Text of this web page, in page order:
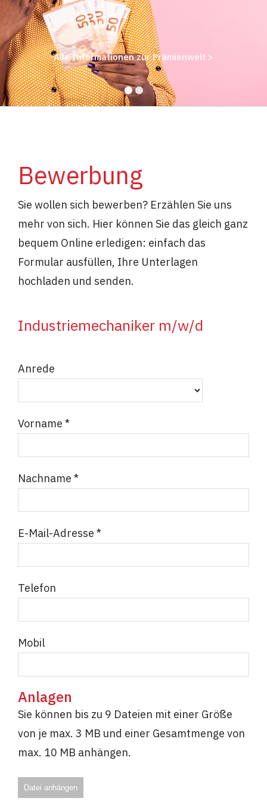
Alle Informationen zur Prämienwelt >
Bewerbung
Sie wollen sich bewerben? Erzählen Sie uns
mehr von sich. Hier können Sie das gleich ganz
bequem Online erledigen: einfach das
Formular ausfüllen, Ihre Unterlagen
hochladen und senden.
Industriemechaniker m/w/d
Anrede
Vorname *
Nachname *
E-Mail-Adresse *
Telefon
Mobil
Anlagen
Sie können bis zu 9 Dateien mit einer Größe
von je max. 3 MB und einer Gesamtmenge von
max. 10 MB anhängen.
Datei anhängen